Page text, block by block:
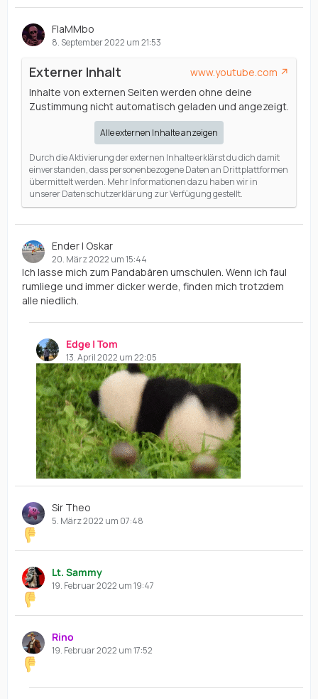
FlaMMbo
8. September 2022 um 21:53
Externer Inhalt
www.youtube.com
Inhalte von externen Seiten werden ohne deine
Zustimmung nicht automatisch geladen und angezeigt.
Alle externen Inhalte anzeigen
Durch die Aktivierung der externen Inhalte erklärst du dich damit
einverstanden, dass personenbezogene Daten an Drittplattformen
übermittelt werden. Mehr Informationen dazu haben wir in
unserer Datenschutzerklärung zur Verfügung gestellt.
Ender | Oskar
20. März 2022 um 15:44
Ich lasse mich zum Pandabären umschulen. Wenn ich faul
rumliege und immer dicker werde, finden mich trotzdem
alle niedlich.
Edge | Tom
13. April 2022 um 22:05
Sir Theo
5. März 2022 um 07:48
Lt. Sammy
19. Februar 2022 um 19:47
Rino
19. Februar 2022 um 17:52